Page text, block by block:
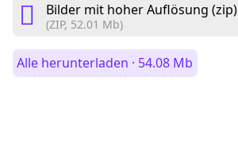
Bilder mit hoher Auflösung (zip)
(ZIP, 52.01 Mb)
Alle herunterladen · 54.08 Mb